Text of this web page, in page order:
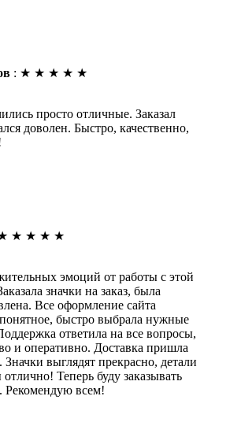
: ★ ★ ★ ★ ★
просто отличные. Заказал
доволен. Быстро, качественно,
★ ★ ★ ★
эмоций от работы с этой
значки на заказ, была
Все оформление сайта
быстро выбрала нужные
ответила на все вопросы,
и оперативно. Доставка пришла
Значки выглядят прекрасно, детали
Теперь буду заказывать
Рекомендую всем!